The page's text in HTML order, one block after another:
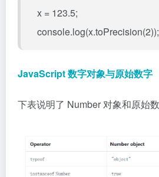
x = 123.5;
console.log(x.toPrecision(2));
JavaScript 数字对象与原始数字
下表说明了 Number 对象和原始